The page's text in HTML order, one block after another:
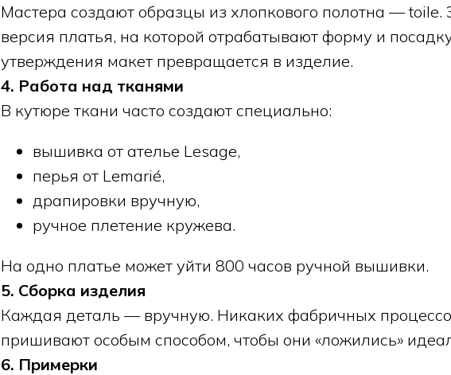
Мастера создают образцы из хлопкового полотна — toile.
версия платья, на которой отрабатывают форму и
утверждения макет превращается в изделие.
4. Работа над тканями
В кутюре ткани часто создают специально:
вышивка от ателье Lesage,
перья от Lemarié,
драпировки вручную,
ручное плетение кружева.
На одно платье может уйти 800 часов ручной вышивки.
5. Сборка изделия
Каждая деталь — вручную. Никаких фабричных
пришивают особым способом, чтобы они «ложились»
6. Примерки